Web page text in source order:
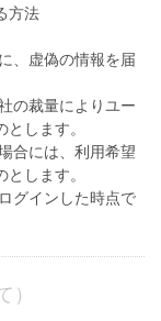
方法
、虚偽の情報を届
の裁量によりユー
します。
合には、利用希望
します。
グインした時点で
）